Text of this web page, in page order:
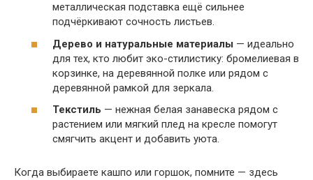
металлическая подставка ещё сильнее
подчёркивают сочность листьев.
Дерево и натуральные материалы — идеально
для тех, кто любит эко-стилистику: бромелиевая в
корзинке, на деревянной полке или рядом с
деревянной рамкой для зеркала.
Текстиль — нежная белая занавеска рядом с
растением или мягкий плед на кресле помогут
смягчить акцент и добавить уюта.
Когда выбираете кашпо или горшок, помните — здесь